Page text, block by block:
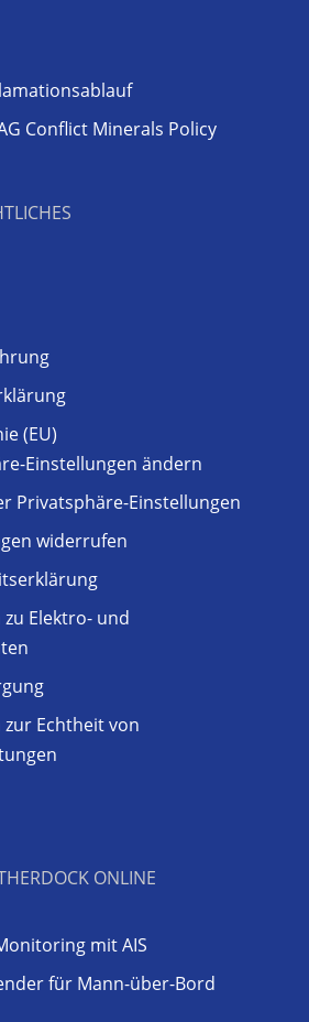
Conflict Minerals Policy
(EU)
Einstellungen ändern
Privatsphäre-Einstellungen
widerrufen
Elektro- und
Echtheit von
ONLINE
mit AIS
für Mann-über-Bord